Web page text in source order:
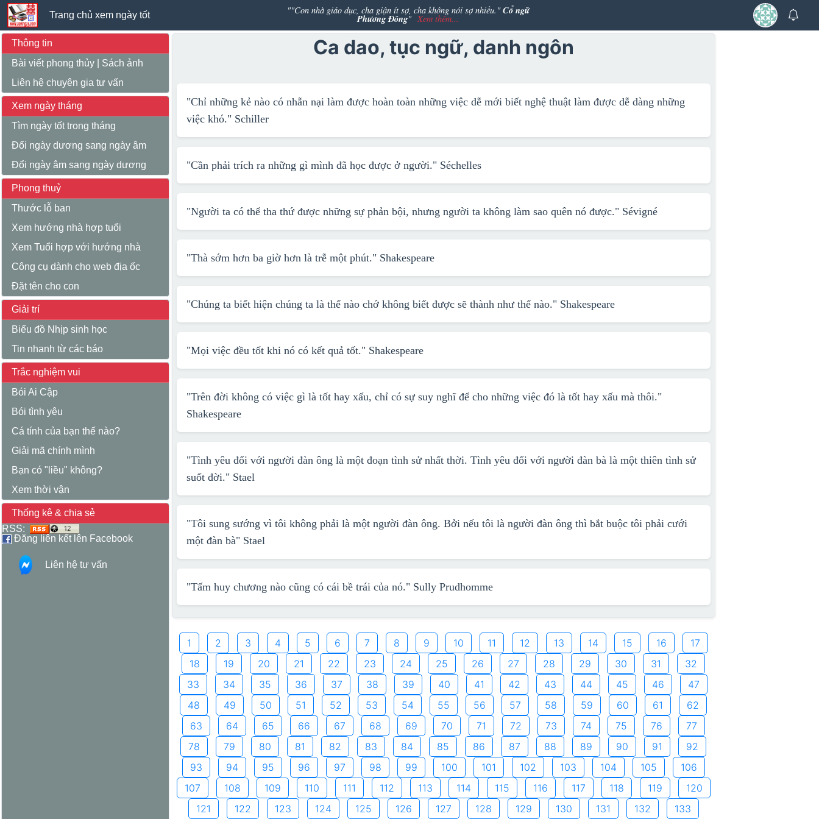
Trang chủ xem ngày tốt ""Con nhà giáo dục, cha giận ít sợ, cha không nói sợ nhiều." Cổ ngữ
Phương Đông" Xem thêm...
Thông tin
Bài viết phong thủy
Sách ảnh
Liên hệ chuyên gia tư vấn
Xem ngày tháng
Tìm ngày tốt trong tháng
Đổi ngày dương sang ngày âm
Đổi ngày âm sang ngày dương
Phong thuỷ
Thước lỗ ban
Xem hướng nhà hợp tuổi
Xem Tuổi hợp với hướng nhà
Công cụ dành cho web địa ốc
Đặt tên cho con
Giải trí
Biểu đồ Nhịp sinh học
Tin nhanh từ các báo
Trắc nghiệm vui
Bói Ai Cập
Bói tình yêu
Cá tính của bạn thế nào?
Giải mã chính mình
Bạn có "liều" không?
Xem thời vận
Thống kê & chia sẻ
RSS:
Đăng liên kết lên Facebook
Liên hệ tư vấn
Ca dao, tục ngữ, danh ngôn
"Chỉ những kẻ nào có nhẫn nại làm được hoàn toàn những việc dễ mới biết nghệ thuật làm được dễ dàng những
việc khó." Schiller
"Cần phải trích ra những gì mình đã học được ở người." Séchelles
"Người ta có thể tha thứ được những sự phản bội, nhưng người ta không làm sao quên nó được." Sévigné
"Thà sớm hơn ba giờ hơn là trễ một phút." Shakespeare
"Chúng ta biết hiện chúng ta là thế nào chớ không biết được sẽ thành như thế nào." Shakespeare
"Mọi việc đều tốt khi nó có kết quả tốt." Shakespeare
"Trên đời không có việc gì là tốt hay xấu, chỉ có sự suy nghĩ để cho những việc đó là tốt hay xấu mà thôi."
Shakespeare
"Tình yêu đối với người đàn ông là một đoạn tình sử nhất thời. Tình yêu đối với người đàn bà là một thiên tình sử
suốt đời." Stael
"Tôi sung sướng vì tôi không phải là một người đàn ông. Bởi nếu tôi là người đàn ông thì bắt buộc tôi phải cưới
một đàn bà" Stael
"Tấm huy chương nào cũng có cái bề trái của nó." Sully Prudhomme
1 2 3 4 5 6 7 8 9 10 11 12 13 14 15 16
17
18
19 20 21 22 23 24 25 26 27 28 29 30 31
32
33
34 35 36 37 38 39 40 41 42 43 44 45 46
47
48
49 50 51 52 53 54 55 56 57 58 59 60 61
62
63
64 65 66 67 68 69 70 71 72 73 74 75 76
77
78
79 80 81 82 83 84 85 86 87 88 89 90 91
92
93
94 95 96 97 98 99 100 101 102 103 104 105
106
107
108 109 110 111 112 113 114 115 116 117 118 119
120
121
122 123 124 125 126 127 128 129 130 131 132 133